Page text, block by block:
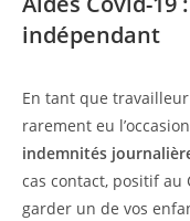
indépendant
En tant que
rarement eu
indemnités
cas contact, positif au
garder un de vos